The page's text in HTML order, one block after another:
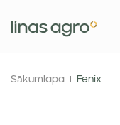
Sākumlapa Fenix